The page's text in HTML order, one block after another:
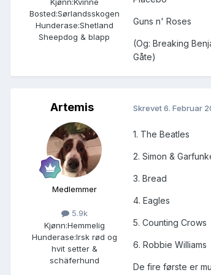
Bosted:Sørlandsskogen
Hunderase:Shetland
Sheepdog & blapp
Guns n' Roses
(Og: Breaking
Gåte)
Artemis
Medlemmer
5.9k
Kjønn:Hemmelig
Hunderase:Irsk rød og
hvit setter &
schäferhund
Skrevet6. Februar
1. The Beatles
2. Simon &
3. Bread
4. Eagles
5. Counting Crows
6. Robbie Williams
De fire første er